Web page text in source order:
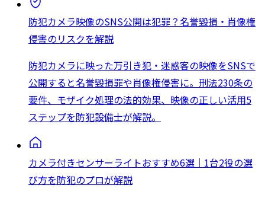
防犯カメラ映像のSNS公開は犯罪？名誉毀損・肖像権
侵害のリスクを解説
防犯カメラに映った万引き犯・迷惑客の映像をSNSで
公開すると名誉毀損罪や肖像権侵害に。刑法230条の
要件、モザイク処理の法的効果、映像の正しい活用5
ステップを防犯設備士が解説。
カメラ付きセンサーライトおすすめ6選｜1台2役の選
び方を防犯のプロが解説